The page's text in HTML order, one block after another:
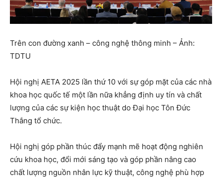
Trên con đường xanh – công nghệ thông minh – Ảnh:
TDTU
Hội nghị AETA 2025 lần thứ 10 với sự góp mặt của các nhà
khoa học quốc tế một lần nữa khẳng định uy tín và chất
lượng của các sự kiện học thuật do Đại học Tôn Đức
Thắng tổ chức.
Hội nghị góp phần thúc đẩy mạnh mẽ hoạt động nghiên
cứu khoa học, đổi mới sáng tạo và góp phần nâng cao
chất lượng nguồn nhân lực kỹ thuật, công nghệ phù hợp